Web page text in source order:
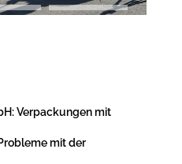
Verpackungen mit
mit der